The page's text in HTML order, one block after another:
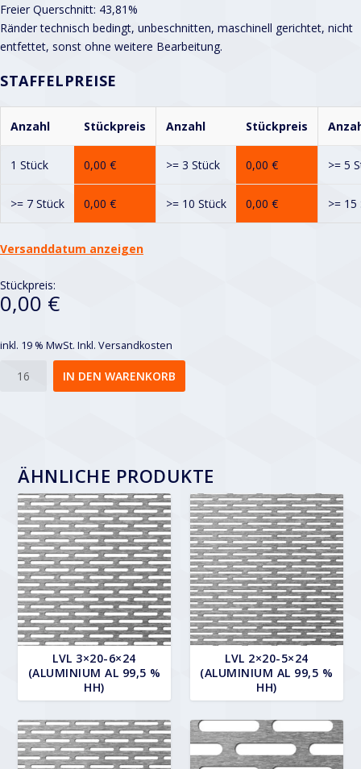
Freier Querschnitt: 43,81%
Ränder technisch bedingt, unbeschnitten, maschinell gerichtet, nicht
entfettet, sonst ohne weitere Bearbeitung.
STAFFELPREISE
Anzahl Stückpreis Anzahl Stückpreis
1 Stück 0,00 € >= 3 Stück 0,00 € >= 5
>= 7 Stück 0,00 € >= 10 Stück 0,00 € >= 15
Versanddatum anzeigen
Stückpreis:
0,00 €
inkl. 19 % MwSt. Inkl. Versandkosten
IN DEN WARENKORB
ÄHNLICHE PRODUKTE
LVL 3×20-6×24
(ALUMINIUM AL 99,5 %
HH)
LVL 2×20-5×24
(ALUMINIUM AL 99,5 %
HH)